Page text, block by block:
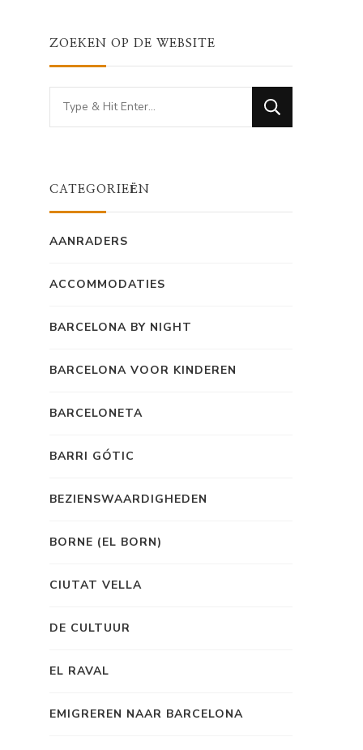
ZOEKEN OP DE WEBSITE
Looking
for
CATEGORIEËN
AANRADERS
ACCOMMODATIES
BARCELONA BY NIGHT
BARCELONA VOOR KINDEREN
BARCELONETA
BARRI GÓTIC
BEZIENSWAARDIGHEDEN
BORNE (EL BORN)
CIUTAT VELLA
DE CULTUUR
EL RAVAL
EMIGREREN NAAR BARCELONA